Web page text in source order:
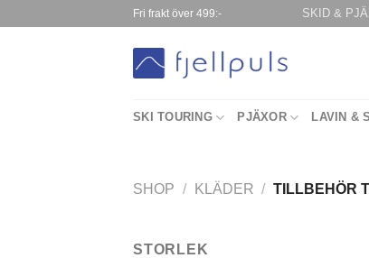
Fri frakt över 499:- SKID &
SKI TOURING PJÄXOR LAVIN &
SHOP / KLÄDER / TILLBEHÖR
STORLEK